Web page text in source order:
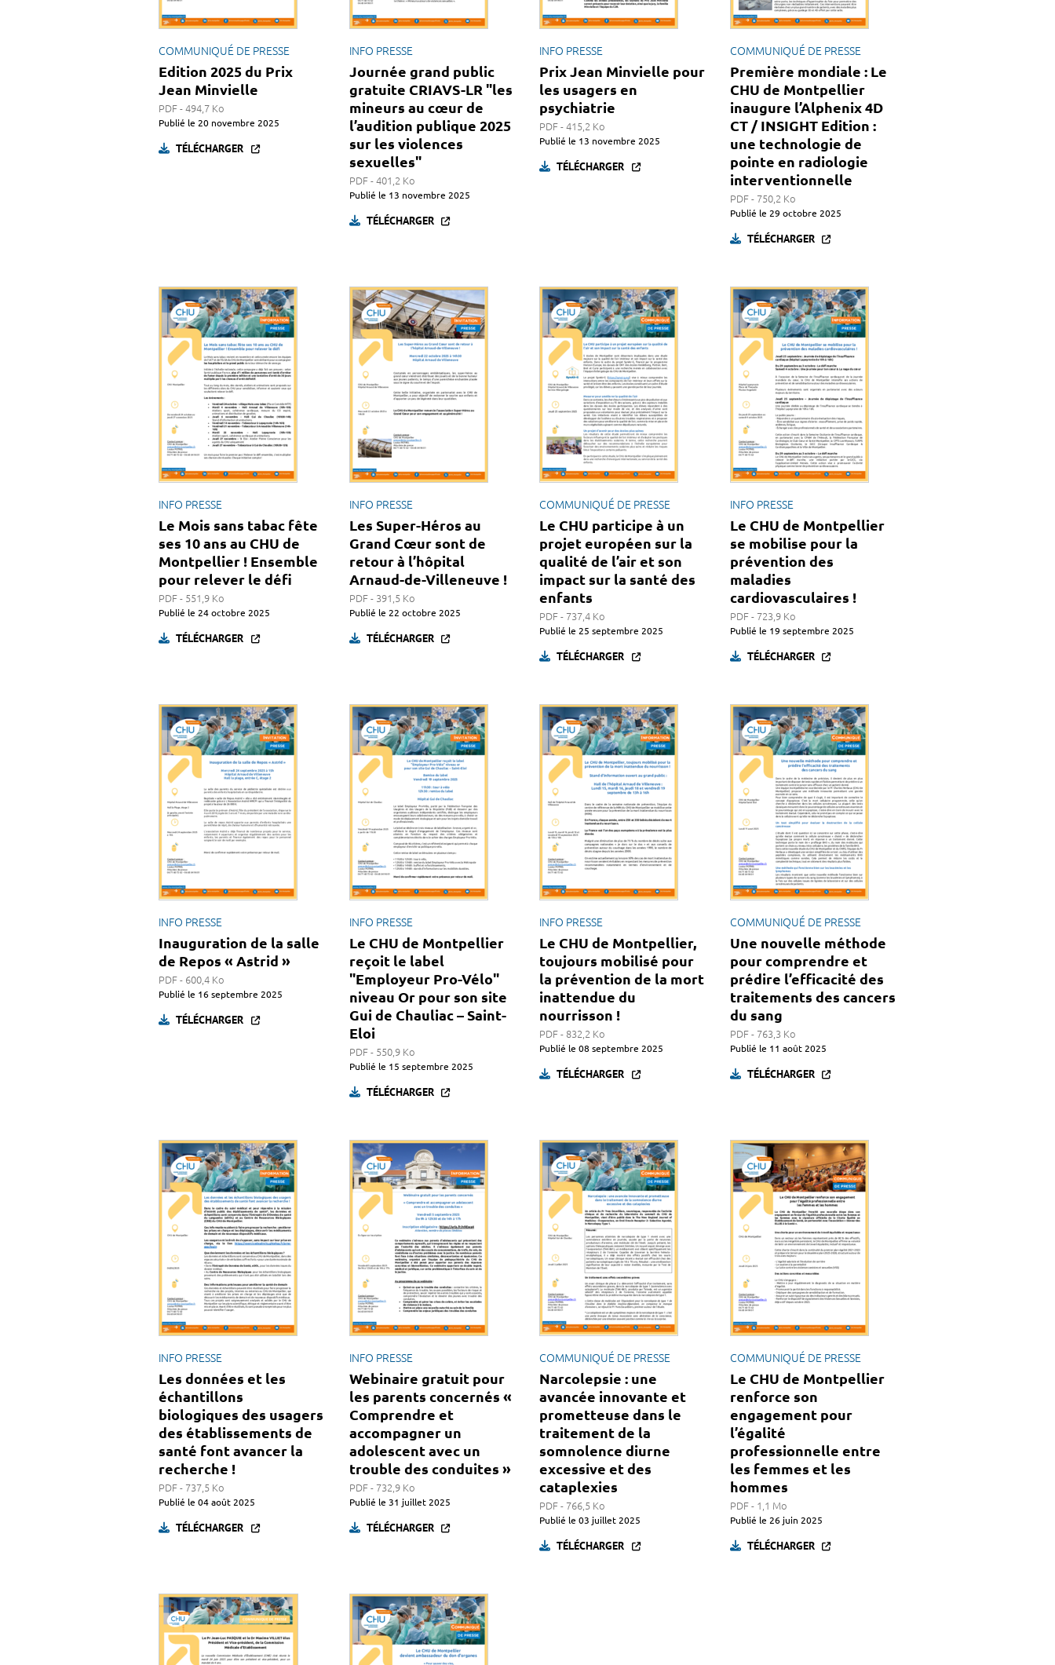
COMMUNIQUÉ DE PRESSE
Edition 2025 du Prix
Jean Minvielle
PDF - 494,7 Ko
Publié le 20 novembre 2025
TÉLÉCHARGER
INFO PRESSE
Journée grand public
gratuite CRIAVS-LR "les
mineurs au cœur de
l’audition publique 2025
sur les violences
sexuelles"
PDF - 401,2 Ko
Publié le 13 novembre 2025
TÉLÉCHARGER
INFO PRESSE
Prix Jean Minvielle pour
les usagers en
psychiatrie
PDF - 415,2 Ko
Publié le 13 novembre 2025
TÉLÉCHARGER
COMMUNIQUÉ DE PRESSE
Première mondiale : Le
CHU de Montpellier
inaugure l’Alphenix 4D
CT / INSIGHT Edition :
une technologie de
pointe en radiologie
interventionnelle
PDF - 750,2 Ko
Publié le 29 octobre 2025
TÉLÉCHARGER
INFO PRESSE
Le Mois sans tabac fête
ses 10 ans au CHU de
Montpellier ! Ensemble
pour relever le défi
PDF - 551,9 Ko
Publié le 24 octobre 2025
TÉLÉCHARGER
INFO PRESSE
Les Super-Héros au
Grand Cœur sont de
retour à l’hôpital
Arnaud-de-Villeneuve !
PDF - 391,5 Ko
Publié le 22 octobre 2025
TÉLÉCHARGER
COMMUNIQUÉ DE PRESSE
Le CHU participe à un
projet européen sur la
qualité de l’air et son
impact sur la santé des
enfants
PDF - 737,4 Ko
Publié le 25 septembre 2025
TÉLÉCHARGER
INFO PRESSE
Le CHU de Montpellier
se mobilise pour la
prévention des
maladies
cardiovasculaires !
PDF - 723,9 Ko
Publié le 19 septembre 2025
TÉLÉCHARGER
INFO PRESSE
Inauguration de la salle
de Repos « Astrid »
PDF - 600,4 Ko
Publié le 16 septembre 2025
TÉLÉCHARGER
INFO PRESSE
Le CHU de Montpellier
reçoit le label
"Employeur Pro-Vélo"
niveau Or pour son site
Gui de Chauliac – Saint-
Eloi
PDF - 550,9 Ko
Publié le 15 septembre 2025
TÉLÉCHARGER
INFO PRESSE
Le CHU de Montpellier,
toujours mobilisé pour
la prévention de la mort
inattendue du
nourrisson !
PDF - 832,2 Ko
Publié le 08 septembre 2025
TÉLÉCHARGER
COMMUNIQUÉ DE PRESSE
Une nouvelle méthode
pour comprendre et
prédire l’efficacité des
traitements des cancers
du sang
PDF - 763,3 Ko
Publié le 11 août 2025
TÉLÉCHARGER
INFO PRESSE
Les données et les
échantillons
biologiques des usagers
des établissements de
santé font avancer la
recherche !
PDF - 737,5 Ko
Publié le 04 août 2025
TÉLÉCHARGER
INFO PRESSE
Webinaire gratuit pour
les parents concernés «
Comprendre et
accompagner un
adolescent avec un
trouble des conduites »
PDF - 732,9 Ko
Publié le 31 juillet 2025
TÉLÉCHARGER
COMMUNIQUÉ DE PRESSE
Narcolepsie : une
avancée innovante et
prometteuse dans le
traitement de la
somnolence diurne
excessive et des
cataplexies
PDF - 766,5 Ko
Publié le 03 juillet 2025
TÉLÉCHARGER
COMMUNIQUÉ DE PRESSE
Le CHU de Montpellier
renforce son
engagement pour
l’égalité
professionnelle entre
les femmes et les
hommes
PDF - 1,1 Mo
Publié le 26 juin 2025
TÉLÉCHARGER